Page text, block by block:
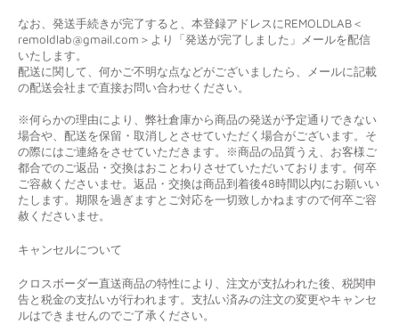
なお、発送手続きが完了すると、本登録アドレスにREMOLDLAB＜
remoldlab@gmail.com＞より「発送が完了しました」メールを配信
いたします。
配送に関して、何かご不明な点などがございましたら、メールに記載
の配送会社まで直接お問い合わせください。
※何らかの理由により、弊社倉庫から商品の発送が予定通りできない
場合や、配送を保留・取消しとさせていただく場合がございます。そ
の際にはご連絡をさせていただきます。※商品の品質うえ、お客様ご
都合でのご返品・交換はおことわりさせていただいております。何卒
ご容赦くださいませ。返品・交換は商品到着後48時間以内にお願いい
たします。期限を過ぎますとご対応を一切致しかねますので何卒ご容
赦くださいませ。
キャンセルについて
クロスボーダー直送商品の特性により、注文が支払われた後、税関申
告と税金の支払いが行われます。支払い済みの注文の変更やキャンセ
ルはできませんのでご了承ください。